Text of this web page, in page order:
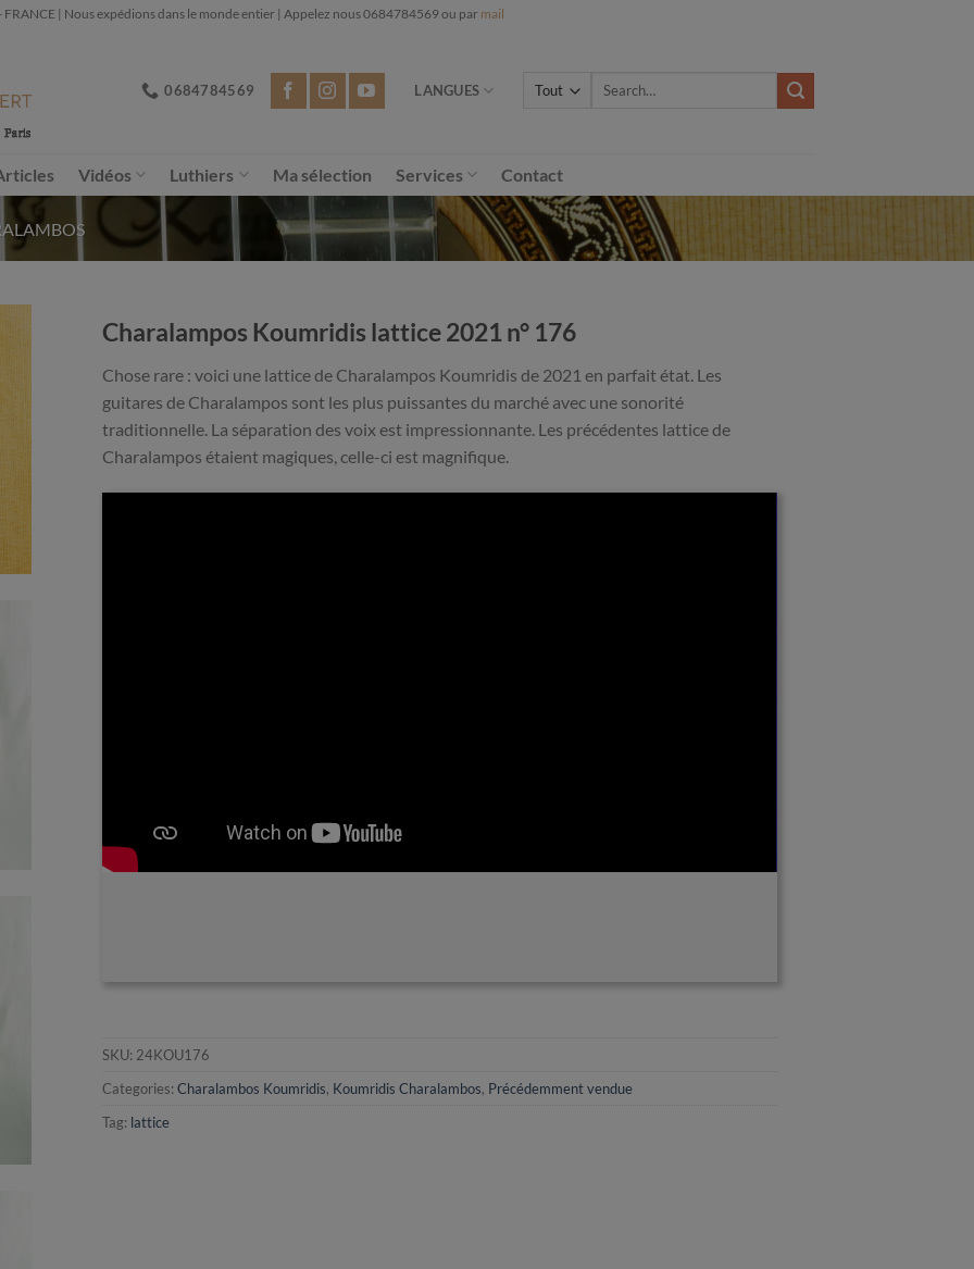
FRANCE | Nous expédions dans le monde entier | Appelez nous 0684784569 ou par mail
0684784569 LANGUES
Search
Vidéos Luthiers Ma sélection Services Contact
Charalampos Koumridis lattice 2021 n° 176
Chose rare : voici une lattice de Charalampos Koumridis de 2021 en parfait état. Les
guitares de Charalampos sont les plus puissantes du marché avec une sonorité
traditionnelle. La séparation des voix est impressionnante. Les précédentes lattice de
Charalampos étaient magiques, celle-ci est magnifique.
SKU: 24KOU176
Categories: Charalambos Koumridis, Koumridis Charalambos, Précédemment vendue
Tag: lattice